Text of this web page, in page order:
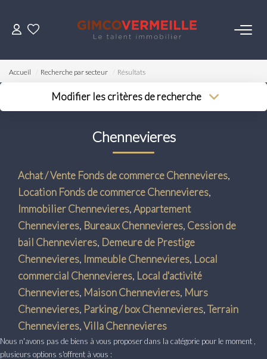
ACHETER
VENDRE
LOUER
NOS SERVICES
Gestion
Syndic
Transaction
Location
LE GROUPE
Accueil Recherche par secteur Résultats
Modifier les critères de recherche
Surface min
Plus de critères
Créer une alerte
Chennevieres
Achat / Vente Fonds de commerce Chennevieres,
Location Fonds de commerce Chennevieres,
Immobilier Chennevieres,Appartement
Chennevieres, Bureaux Chennevieres, Cession de
bail Chennevieres, Demeure de Prestige
Chennevieres, Immeuble Chennevieres, Local
commercial Chennevieres, Local d'activité
Chennevieres, Maison Chennevieres, Murs
Chennevieres, Parking / box Chennevieres,Terrain
Chennevieres,Villa Chennevieres
Nous n'avons pas de biens à vous proposer dans la catégorie pour le moment ,
plusieurs options s'offrent à vous :